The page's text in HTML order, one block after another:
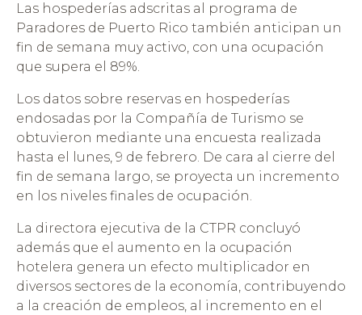
Las hospederías adscritas al programa de
Paradores de Puerto Rico también anticipan un
fin de semana muy activo, con una ocupación
que supera el 89%.
Los datos sobre reservas en hospederías
endosadas por la Compañía de Turismo se
obtuvieron mediante una encuesta realizada
hasta el lunes, 9 de febrero. De cara al cierre del
fin de semana largo, se proyecta un incremento
en los niveles finales de ocupación.
La directora ejecutiva de la CTPR concluyó
además que el aumento en la ocupación
hotelera genera un efecto multiplicador en
diversos sectores de la economía, contribuyendo
a la creación de empleos, al incremento en el